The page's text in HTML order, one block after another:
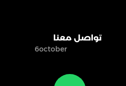
تواصل معنا
6october